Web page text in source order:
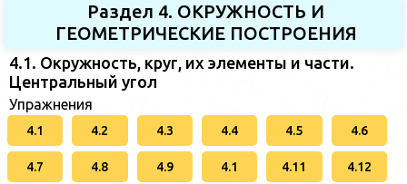
Раздел 4. ОКРУЖНОСТЬ И
ГЕОМЕТРИЧЕСКИЕ ПОСТРОЕНИЯ
4.1. Окружность, круг, их элементы и части.
Центральный угол
Упражнения
4.1 4.2 4.3 4.4 4.5 4.6
4.7 4.8 4.9 4.1 4.11 4.12